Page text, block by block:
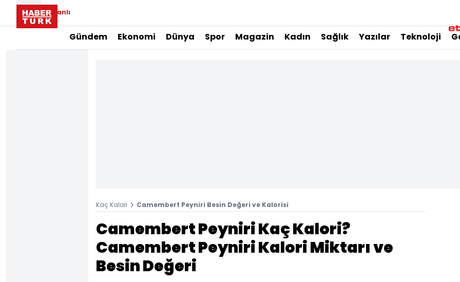
Canlı
Gündem Ekonomi Dünya Spor Magazin Kadın Sağlık Yazılar Teknoloji
Kaç Kalori Camembert Peyniri Besin Değeri ve Kalorisi
Camembert Peyniri Kaç Kalori?
Camembert Peyniri Kalori Miktarı ve
Besin Değeri